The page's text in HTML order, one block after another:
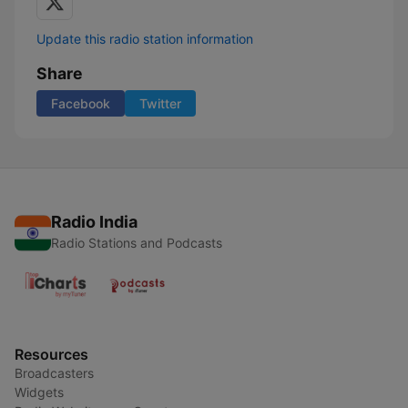
Update this radio station information
Share
Facebook Twitter
Radio India
Radio Stations and Podcasts
Resources
Broadcasters
Widgets